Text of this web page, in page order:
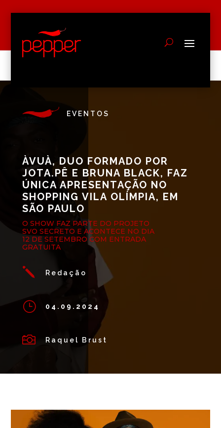
EVENTOS
ÀVUÀ, DUO FORMADO POR
JOTA.PÊ E BRUNA BLACK, FAZ
ÚNICA APRESENTAÇÃO NO
SHOPPING VILA OLÍMPIA, EM
SÃO PAULO
O SHOW FAZ PARTE DO PROJETO
SVO SECRETO E ACONTECE NO DIA
12 DE SETEMBRO COM ENTRADA
GRATUITA
j Redação
} 04.09.2024
 Raquel Brust